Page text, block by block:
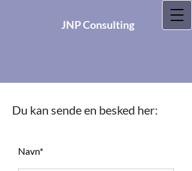
JNP Consulting
Du kan sende en besked her:
Navn*